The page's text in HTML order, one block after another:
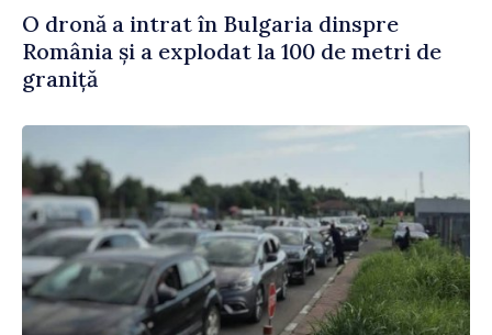
O dronă a intrat în Bulgaria dinspre
România și a explodat la 100 de metri de
graniță